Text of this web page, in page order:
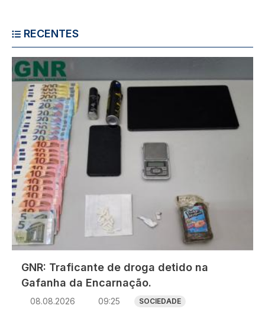
RECENTES
Imagem
GNR: Traficante de droga detido na
Gafanha da Encarnação.
08.08.2026 09:25 SOCIEDADE